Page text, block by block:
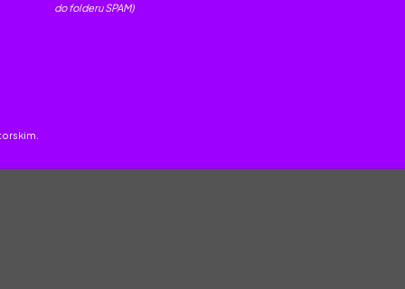
do folderu SPAM)